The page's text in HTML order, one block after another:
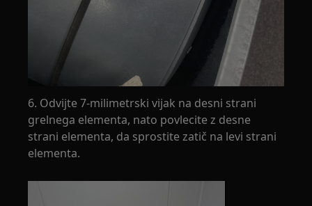
6. Odvijte 7-milimetrski vijak na desni strani
grelnega elementa, nato povlecite z desne
strani elementa, da sprostite zatič na levi strani
elementa.